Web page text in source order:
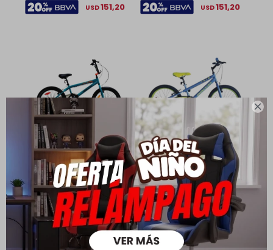

USD151,20 USD151,20
Bicicleta FLY FREE - Rodado
20 - Baccio - Verde
USD189,00 USD 265,00
USD 132,30
USD151,20
Bicicleta Infantil Bambino -
Rodado 20 - Baccio - Azul
USD129,00 USD 180,00
USD 90,30
103,20